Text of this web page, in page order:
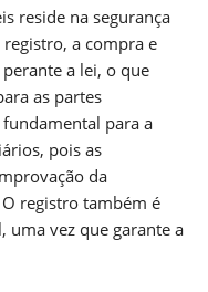
reside na segurança
a compra e
a lei, o que
as partes
para a
pois as
da
O registro também é
uma vez que garante a